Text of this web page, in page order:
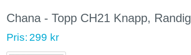
Chana - Topp CH21 Knapp, Randig
Pris: 299 kr